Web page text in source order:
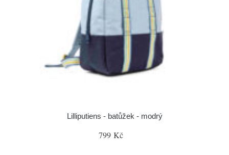
Lilliputiens - batůžek - modrý
799 Kč